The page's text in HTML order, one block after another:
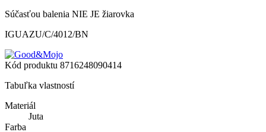
Súčasťou balenia NIE JE žiarovka
IGUAZU/C/4012/BN
Kód produktu 8716248090414
Tabuľka vlastností
Materiál
Juta
Farba